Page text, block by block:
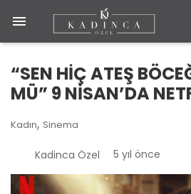
“SEN HİÇ ATEŞ
MÜ” 9 NİSAN’DA
Kadın, Sinema
Kadinca Özel 5 yıl önce